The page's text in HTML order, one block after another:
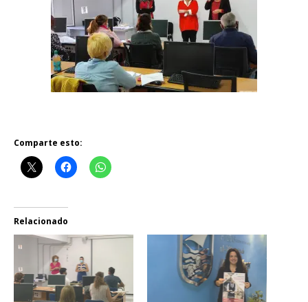
Comparte esto:
Relacionado